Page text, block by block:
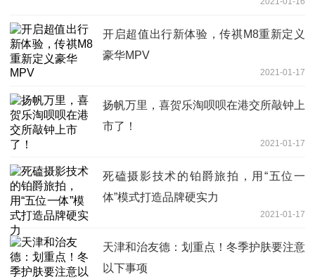
开启超值出行新体验，传祺M8重新定义
豪华MPV
2021-01-17
扬帆万里，喜贺乐淘呗呗在港交所敲钟上
市了！
2021-01-17
死磕摄影技术的铂爵旅拍，用“五位一
体”模式打造品牌硬实力
2021-01-17
天津和治友德：划重点！冬季护肤要注意
以下事项